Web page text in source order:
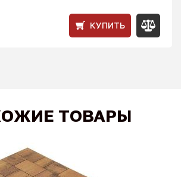
КУПИТЬ
ТОВАРЫ